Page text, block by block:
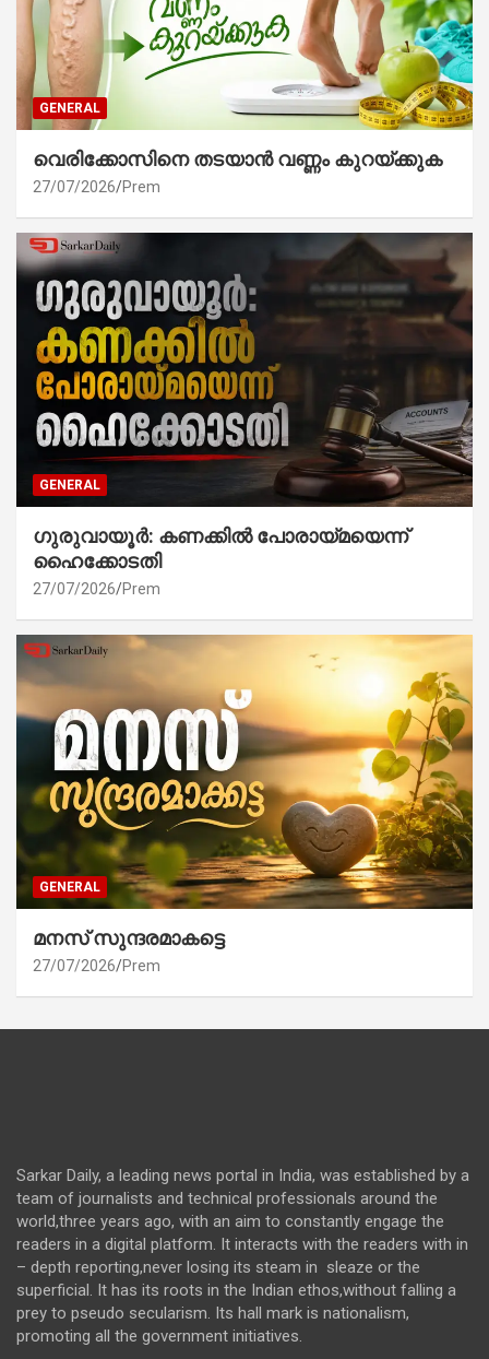
GENERAL
വെരിക്കോസിനെ തടയാൻ വണ്ണം കുറയ്ക്കുക
27/07/2026 Prem
GENERAL
ഗുരുവായൂർ: കണക്കിൽ പോരായ്മയെന്ന്
ഹൈക്കോടതി
27/07/2026 Prem
GENERAL
മനസ് സുന്ദരമാകട്ടെ
27/07/2026 Prem
Sarkar Daily, a leading news portal in India, was established by a
team of journalists and technical professionals around the
world,three years ago, with an aim to constantly engage the
readers in a digital platform. It interacts with the readers with in
– depth reporting,never losing its steam in sleaze or the
superficial. It has its roots in the Indian ethos,without falling a
prey to pseudo secularism. Its hall mark is nationalism,
promoting all the government initiatives.